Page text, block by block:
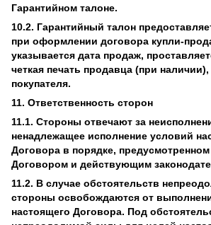
Гарантийном талоне.
10.2. Гарантийный талон
при оформлении договора купли-
указывается дата продаж,
четкая печать продавца (при
покупателя.
11. Ответственность сторон
11.1. Стороны отвечают за
ненадлежащее исполнение условий
Договора в порядке,
Договором и действующим
11.2. В случае обстоятельств
стороны освобождаются от
настоящего Договора. Под